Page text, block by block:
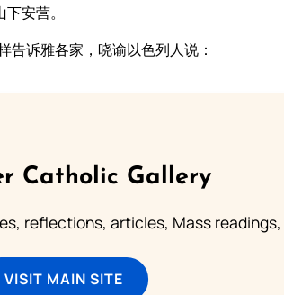
安营。
告诉雅各家，晓谕以色列人说：
Catholic Gallery
reflections, articles, Mass readings,
VISIT MAIN SITE